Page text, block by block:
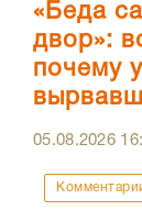
«Беда
двор»:
почему
05.08.2026